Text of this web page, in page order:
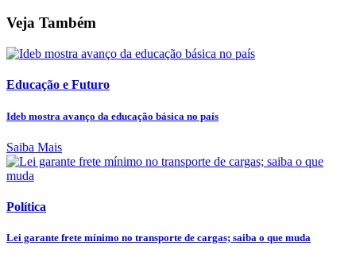
Veja Também
Educação e Futuro
Ideb mostra avanço da educação básica no país
Saiba Mais
Política
Lei garante frete mínimo no transporte de cargas; saiba o que muda